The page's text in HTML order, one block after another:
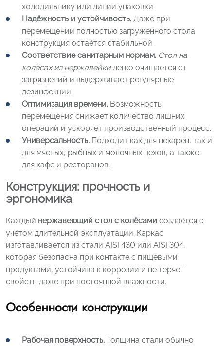
холодильнику или линии упаковки.
Надёжность и устойчивость. Даже при
перемещении полностью загруженного стола
конструкция остаётся стабильной.
Соответствие санитарным нормам. Стол на
колёсах из нержавейкилегко очищается от
загрязнений и выдерживает регулярные
дезинфекции.
Оптимизация времени. Возможность
перемещения снижает количество лишних
операций и ускоряет производственный процесс.
Универсальность. Подходит как для пекарен, так и
для мясных, рыбных и молочных цехов, а также
для кафе и ресторанов.
Конструкция: прочность и
эргономика
Каждый нержавеющий стол с колёсами создаётся с
учётом длительной эксплуатации. Каркас
изготавливается из стали AISI 430 или AISI 304,
которая безопасна при контакте с пищевыми
продуктами, устойчива к коррозии и не теряет
свойств даже при постоянной влажности.
Особенности конструкции
Рабочая поверхность. Толщина стали обычно